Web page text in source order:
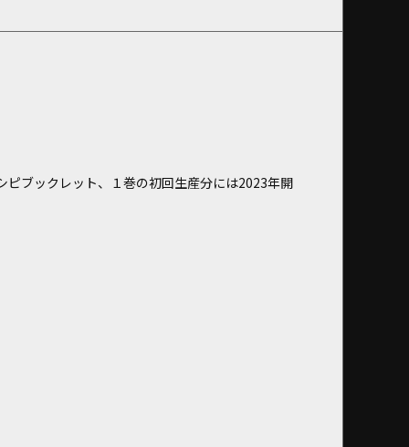
ブックレット、１巻の初回生産分には2023年開